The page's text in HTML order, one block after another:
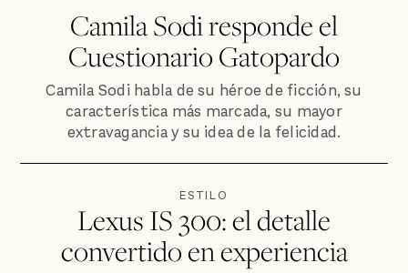
Camila Sodi responde el
Cuestionario Gatopardo
Camila Sodi habla de su héroe de ficción, su
característica más marcada, su mayor
extravagancia y su idea de la felicidad.
ESTILO
Lexus IS 300: el detalle
convertido en experiencia